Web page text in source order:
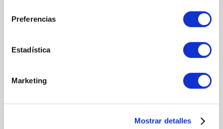
Preferencias
Estadística
Marketing
Mostrar detalles
AGUA • CAOLÍN • ZEA MAYS (MAÍZ) • ALMIDÓN • MICA • NIACINAMIDA
• GLICERINA • GLUCONATO DE ZINC • BENTONITA • FENOXIETANOL •
MALTOTEXTRINA • CAPRILIL GLICOL • PAPAÍNA • ACETIL
HEXAPÉPTIDO-1 • ÁCIDO LÁCTICO.